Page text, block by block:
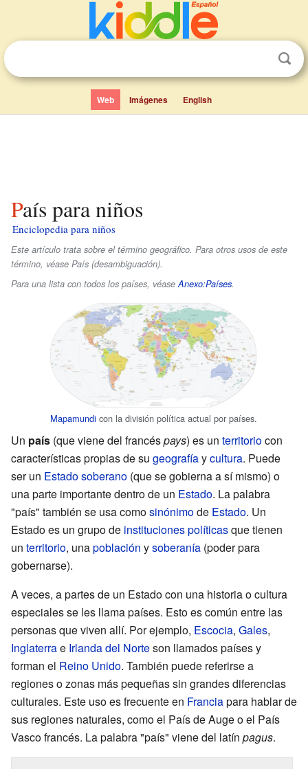
Web Imágenes English
País para niños
Enciclopedia para niños
Este artículo trata sobre el término geográfico. Para otros usos de este
término, véase País (desambiguación).
Para una lista con todos los países, véaseAnexo:Países.
Mapamundi con la división política actual por países.
Un país (que viene del francéspays) es un territoriocon
características propias de su geografíaycultura. Puede
ser un Estado soberano (que se gobierna a sí mismo) o
una parte importante dentro de un Estado. La palabra
"país" también se usa comosinónimode Estado. Un
Estado es un grupo de instituciones políticasque tienen
un territorio, unapoblación ysoberanía (poder para
gobernarse).
A veces, a partes de un Estado con una historia o cultura
especiales se les llama países. Esto es común entre las
personas que viven allí. Por ejemplo, Escocia, Gales,
Inglaterrae Irlanda del Norteson llamados países y
forman el Reino Unido. También puede referirse a
regiones o zonas más pequeñas sin grandes diferencias
culturales. Este uso es frecuente en Franciapara hablar de
sus regiones naturales, como el País de Auge o el País
Vasco francés. La palabra "país" viene del latín pagus.